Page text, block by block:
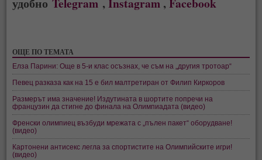
ОЩЕ ПО ТЕМАТА
Елза Парини: Още в 5-и клас осъзнах, че съм на „другия тротоар“
Певец разказа как на 15 е бил малтретиран от Филип Киркоров
Размерът има значение! Издутината в шортите попречи на
французин да стигне до финала на Олимпиадата (видео)
Френски олимпиец възбуди мрежата с „пълен пакет“ оборудване!
(видео)
Картонени антисекс легла за спортистите на Олимпийските игри!
(видео)